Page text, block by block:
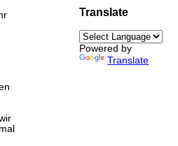
Translate
Powered by
Translate